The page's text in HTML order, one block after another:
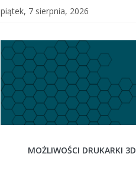
piątek, 7 sierpnia, 2026
3dready
MOŻLIWOŚCI DRUKARKI 3D